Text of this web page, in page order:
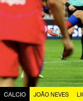
CALCIO JOÃO NEVES